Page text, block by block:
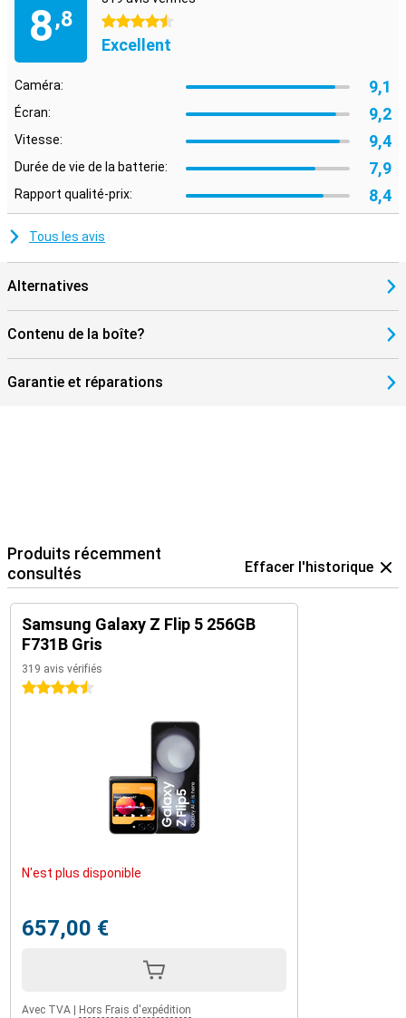
8,8
4.5 étoiles
Excellent
Caméra: 9,1
Écran: 9,2
Vitesse: 9,4
Durée de vie de la batterie: 7,9
Rapport qualité-prix: 8,4
Tous les avis
Alternatives
Contenu de la boîte?
Garantie et réparations
Produits récemment
consultés
Effacer l'historique
Samsung Galaxy Z Flip 5 256GB
F731B Gris
319 avis vérifiés
4.5 étoiles
N'est plus disponible
657,00 €
Avec TVA Hors Frais d'expédition